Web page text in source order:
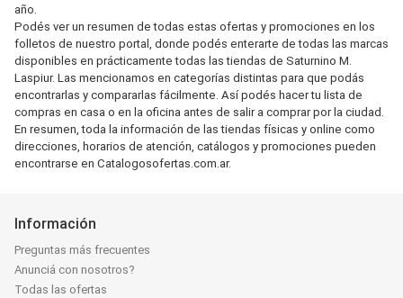
año.
Podés ver un resumen de todas estas ofertas y promociones en los
folletos de nuestro portal, donde podés enterarte de todas las marcas
disponibles en prácticamente todas las tiendas de Saturnino M.
Laspiur. Las mencionamos en categorías distintas para que podás
encontrarlas y compararlas fácilmente. Así podés hacer tu lista de
compras en casa o en la oficina antes de salir a comprar por la ciudad.
En resumen, toda la información de las tiendas físicas y online como
direcciones, horarios de atención, catálogos y promociones pueden
encontrarse en Catalogosofertas.com.ar.
Información
Preguntas más frecuentes
Anunciá con nosotros?
Todas las ofertas